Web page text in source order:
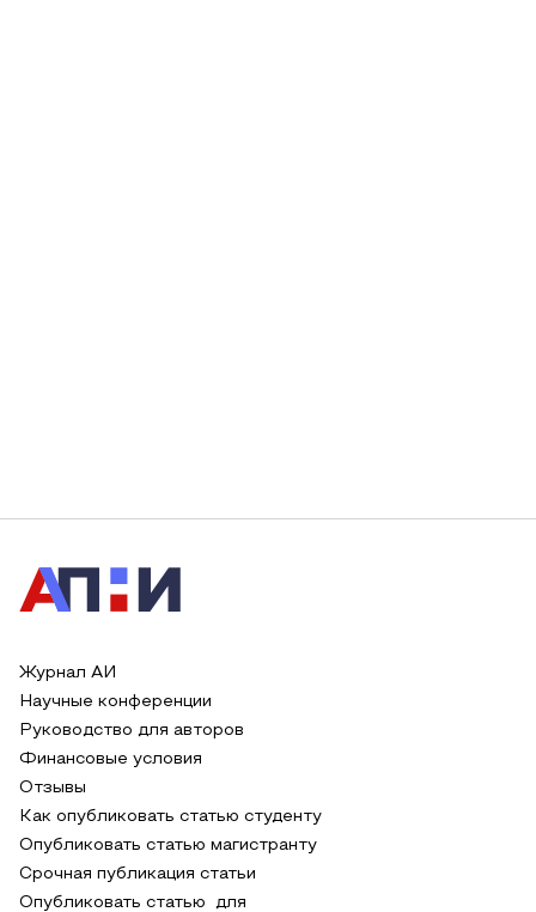
Журнал АИ
Научные конференции
Руководство для авторов
Финансовые условия
Отзывы
Как опубликовать статью студенту
Опубликовать статью магистранту
Срочная публикация статьи
Опубликовать статью для